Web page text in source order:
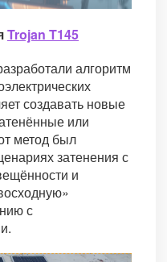
Trojan T145
алгоритм
создавать новые
или
метод был
затенения с
и
с